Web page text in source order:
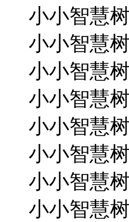
小小智慧
小小智慧
小小智慧
小小智慧
小小智慧
小小智慧
小小智慧
小小智慧